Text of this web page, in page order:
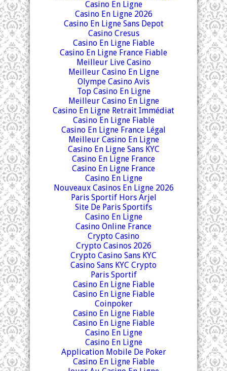
Casino En Ligne
Casino En Ligne 2026
Casino En Ligne Sans Depot
Casino Cresus
Casino En Ligne Fiable
Casino En Ligne France Fiable
Meilleur Live Casino
Meilleur Casino En Ligne
Olympe Casino Avis
Top Casino En Ligne
Meilleur Casino En Ligne
Casino En Ligne Retrait Immédiat
Casino En Ligne Fiable
Casino En Ligne France Légal
Meilleur Casino En Ligne
Casino En Ligne Sans KYC
Casino En Ligne France
Casino En Ligne France
Casino En Ligne
Nouveaux Casinos En Ligne 2026
Paris Sportif Hors Arjel
Site De Paris Sportifs
Casino En Ligne
Casino Online France
Crypto Casino
Crypto Casinos 2026
Crypto Casino Sans KYC
Casino Sans KYC Crypto
Paris Sportif
Casino En Ligne Fiable
Casino En Ligne Fiable
Coinpoker
Casino En Ligne Fiable
Casino En Ligne Fiable
Casino En Ligne
Casino En Ligne
Application Mobile De Poker
Casino En Ligne Fiable